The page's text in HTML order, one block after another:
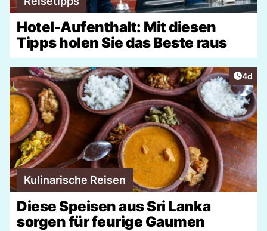
Hotel-Aufenthalt: Mit diesen
Tipps holen Sie das Beste raus
4d
Kulinarische Reisen
Diese Speisen aus Sri Lanka
sorgen für feurige Gaumen